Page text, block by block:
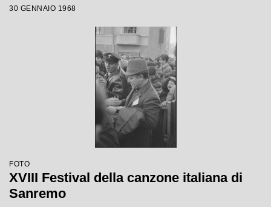
30 GENNAIO 1968
FOTO
XVIII Festival della canzone italiana di
Sanremo